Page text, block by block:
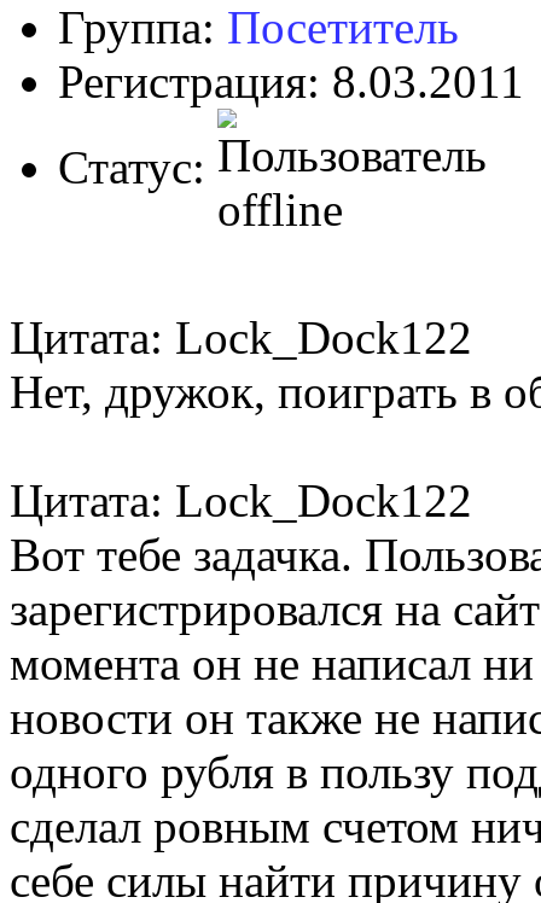
Группа: Посетитель
Регистрация: 8.03.2011
Статус:
Цитата: Lock_Dock122
Нет, дружок, поиграть в
Цитата: Lock_Dock122
Вот тебе задачка.
зарегистрировался на
момента он не написал
новости он также не
одного рубля в пользу
сделал ровным счетом
себе силы найти